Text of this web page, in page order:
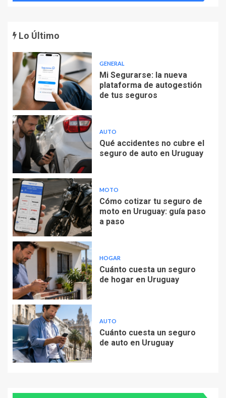
Lo Último
GENERAL
Mi Segurarse: la nueva
plataforma de autogestión
de tus seguros
AUTO
Qué accidentes no cubre el
seguro de auto en Uruguay
MOTO
Cómo cotizar tu seguro de
moto en Uruguay: guía paso
a paso
HOGAR
Cuánto cuesta un seguro
de hogar en Uruguay
AUTO
Cuánto cuesta un seguro
de auto en Uruguay